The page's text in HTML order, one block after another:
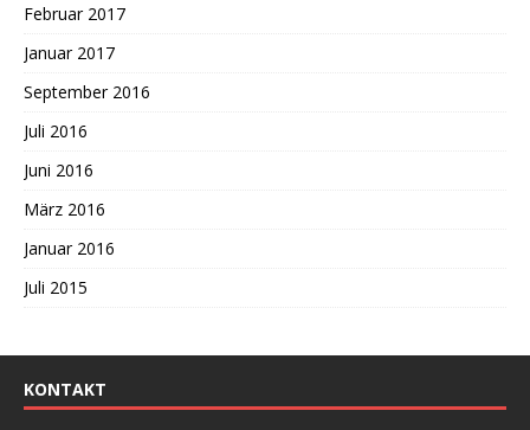
Februar 2017
Januar 2017
September 2016
Juli 2016
Juni 2016
März 2016
Januar 2016
Juli 2015
KONTAKT